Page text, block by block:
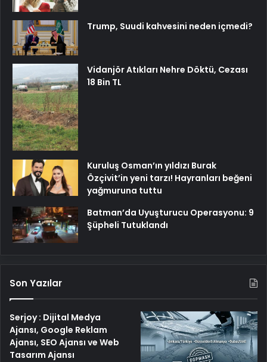
Trump, Suudi kahvesini neden içmedi?
Vidanjör Atıkları Nehre Döktü, Cezası
18 Bin TL
Kuruluş Osman’ın yıldızı Burak
Özçivit’in yeni tarzı! Hayranları beğeni
yağmuruna tuttu
Batman’da Uyuşturucu Operasyonu: 9
Şüpheli Tutuklandı
Son Yazılar
Serjoy : Dijital Medya
Ajansı, Google Reklam
Ajansı, SEO Ajansı ve Web
Tasarım Ajansı